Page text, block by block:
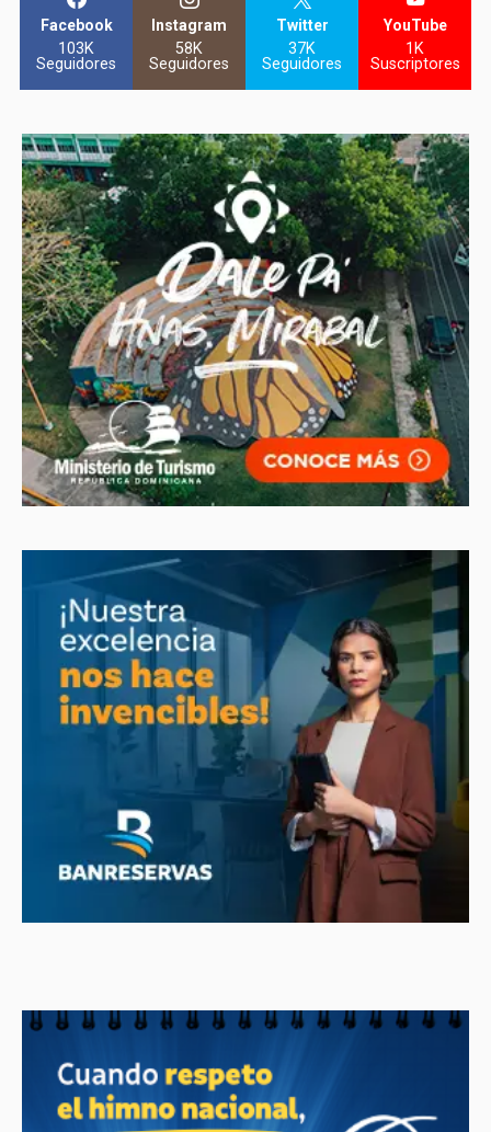
Facebook
103K
Seguidores
Instagram
58K
Seguidores
Twitter
37K
Seguidores
YouTube
1K
Suscriptores